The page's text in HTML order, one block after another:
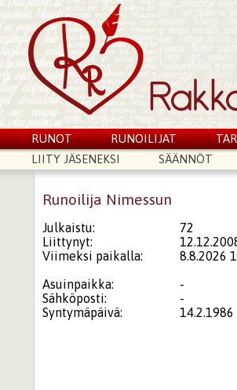
RUNOT RUNOILIJAT
LIITY JÄSENEKSI
SÄÄNNÖT
Runoilija Nimessun
Julkaistu:
72
Liittynyt:
Viimeksi paikalla:
8.8.2026
Asuinpaikka:
-
Sähköposti:
-
Syntymäpäivä:
14.2.1986